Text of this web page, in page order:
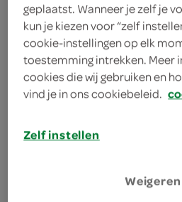
benodigdheden
vershoudfolie
geplaatst. Wanneer je zelf je
kun je kiezen voor “zelf
cookie-instellingen op elk
toestemming intrekken. Meer
cookies die wij gebruiken en
vind je in ons cookiebeleid.
Zelf instellen
Weigeren